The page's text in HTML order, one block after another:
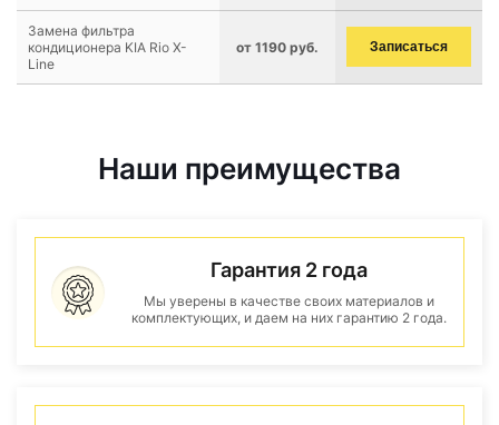
Замена фильтра
кондиционера KIA Rio X-
Line
от 1190 руб. Записаться
Наши преимущества
Гарантия 2 года
Мы уверены в качестве своих материалов и
комплектующих, и даем на них гарантию 2 года.